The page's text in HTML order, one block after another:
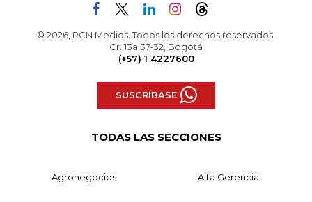
© 2026, RCN Medios. Todos los derechos reservados.
Cr. 13a 37-32, Bogotá
(+57) 1 4227600
SUSCRÍBASE
TODAS LAS SECCIONES
Agronegocios Alta Gerencia